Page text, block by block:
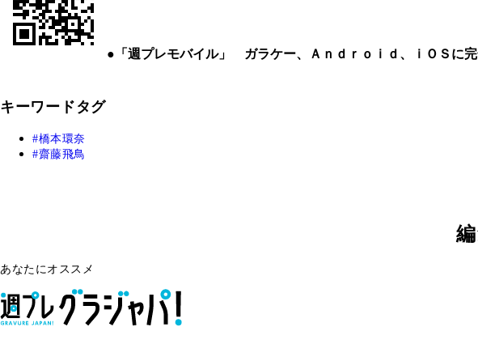
●「週プレモバイル」 ガラケー、Ａｎｄｒｏｉｄ、ｉＯＳに
キーワードタグ
橋本環奈
齋藤飛鳥
あなたにオススメ